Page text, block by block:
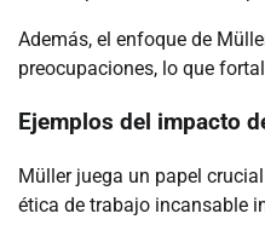
Además, el enfoque de
preocupaciones, lo que
Ejemplos del impacto
Müller juega un papel
ética de trabajo incansable